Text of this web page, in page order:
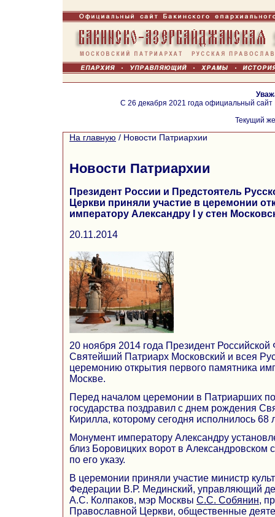
С 26 декабря 2021 года официальный
Текущий
На главную / Новости Патриархии
Новости Патриархии
Президент России и Предстоятель
Церкви приняли участие в церемонии
императору Александру I у стен
20.11.2014
20 ноября 2014 года Президент
Святейший Патриарх Московский и всея
церемонию открытия первого памятника
Москве.
Перед началом церемонии в Патриарших
государства поздравил с днем рождения
Кирилла, которому сегодня исполнилось 68
Монумент императору Александру
близ Боровицких ворот в Александровском
по его указу.
В церемонии приняли участие министр
Федерации В.Р. Мединский, управляющий
А.С. Колпаков, мэр Москвы С.С. Собянин,
Православной Церкви, общественные